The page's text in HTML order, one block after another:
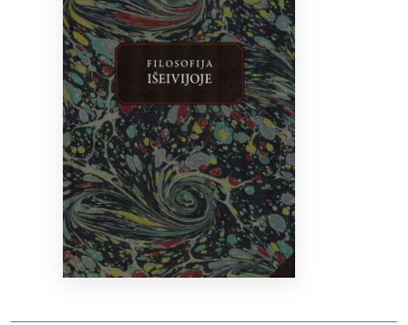
Bibliotekoms
+370 667 80 541
info@elvislab.lt